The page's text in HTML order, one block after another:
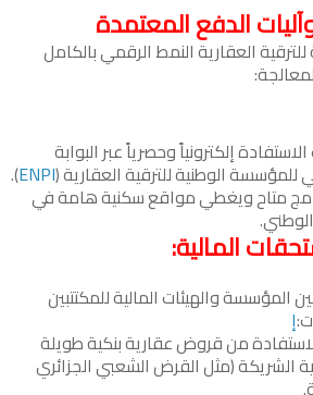
الدفع المعتمدة
العقارية النمط الرقمي بالكامل
إلكترونياً وحصرياً عبر البوابة
الوطنية للترقية العقارية (ENPI
).
متاح ويغطي مواقع سكنية هامة في
المالية:
المؤسسة والهيئات المالية للمكتتبين
إ
من قروض عقارية بنكية طويلة
الشريكة (مثل القرض الشعبي الجزائري